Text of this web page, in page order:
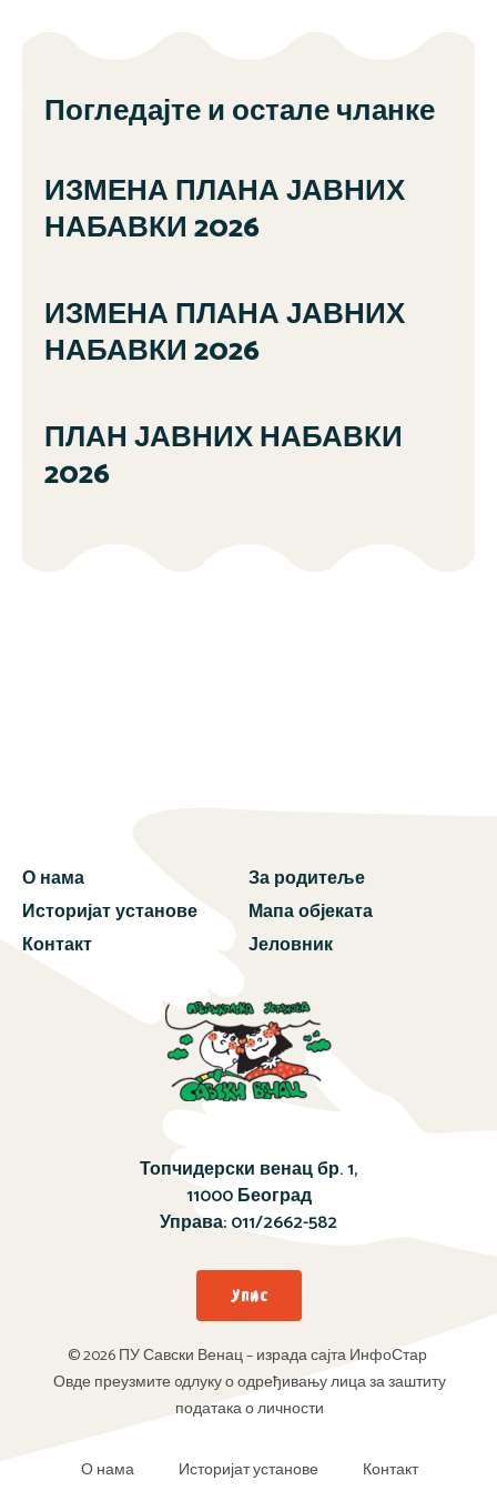
Погледајте и остале чланке
ИЗМЕНА ПЛАНА ЈАВНИХ
НАБАВКИ 2026
ИЗМЕНА ПЛАНА ЈАВНИХ
НАБАВКИ 2026
ПЛАН ЈАВНИХ НАБАВКИ
2026
О нама
Историјат установе
Контакт
За родитеље
Мапа објеката
Јеловник
Топчидерски венац бр. 1,
11000 Београд
Управа:011/2662-582
Упис
© 2026 ПУ Савски Венац – израда сајта ИнфоСтар
Овде преузмите oдлуку о одређивању лица за заштиту
података о личности
О нама Историјат установе Контакт